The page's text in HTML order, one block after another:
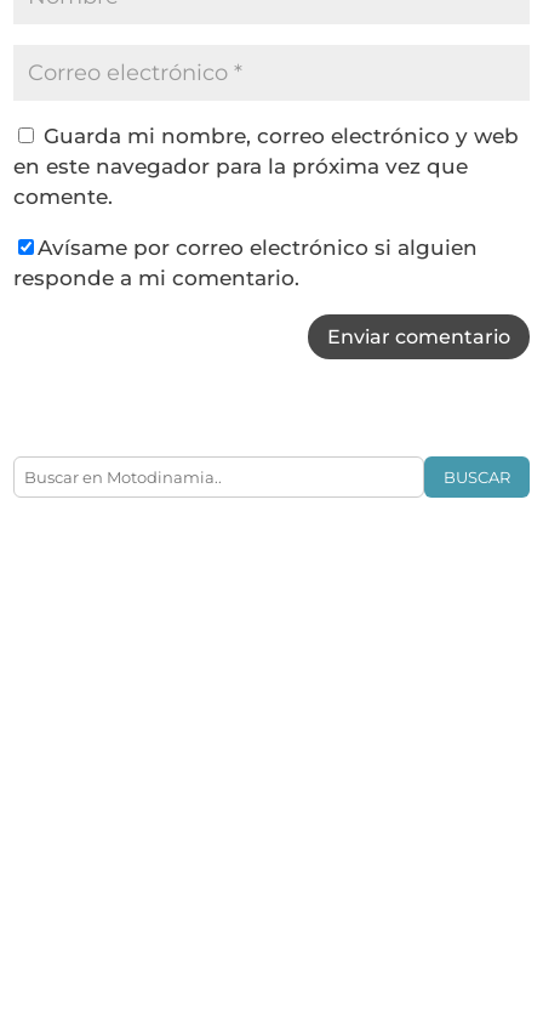
Guarda mi nombre, correo electrónico y web
en este navegador para la próxima vez que
comente.
Avísame por correo electrónico si alguien
responde a mi comentario.
Enviar comentario
BUSCAR